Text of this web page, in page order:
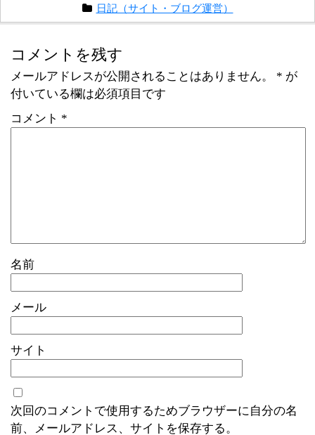
日記（サイト・ブログ運営）
コメントを残す
メールアドレスが公開されることはありません。 * が
付いている欄は必須項目です
コメント *
名前
メール
サイト
次回のコメントで使用するためブラウザーに自分の名
前、メールアドレス、サイトを保存する。